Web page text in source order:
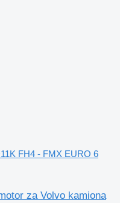
FH4 - FMX EURO 6
za Volvo kamiona